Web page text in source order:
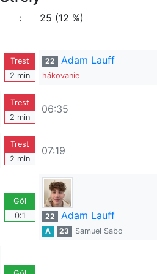
: 25 (12 %)
Trest
2 min
22 Adam Lauff
hákovanie
Trest
2 min
06:35
Trest
2 min
07:19
Gól
0:1
22 Adam Lauff
A 23 Samuel Sabo